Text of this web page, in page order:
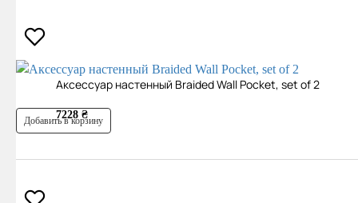
Аксессуар настенный Braided Wall Pocket, set of 2
7228 ₴
Добавить в корзину